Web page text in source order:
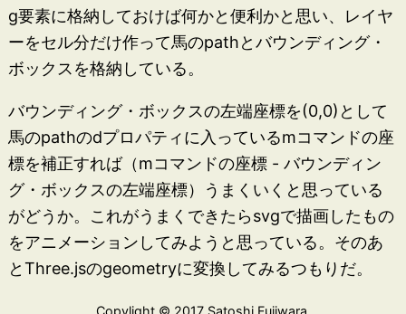
g要素に格納しておけば何かと便利かと思い、レイヤ
ーをセル分だけ作って馬のpathとバウンディング・
ボックスを格納している。
バウンディング・ボックスの左端座標を(0,0)として
馬のpathのdプロパティに入っているmコマンドの座
標を補正すれば（mコマンドの座標 - バウンディン
グ・ボックスの左端座標）うまくいくと思っている
がどうか。これがうまくできたらsvgで描画したもの
をアニメーションしてみようと思っている。そのあ
とThree.jsのgeometryに変換してみるつもりだ。
Copylight © 2017 Satoshi Fujiwara.